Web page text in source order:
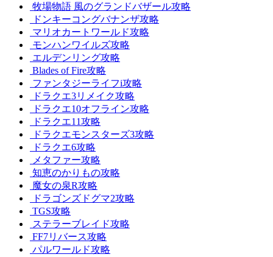
牧場物語 風のグランドバザール攻略
ドンキーコングバナンザ攻略
マリオカートワールド攻略
モンハンワイルズ攻略
エルデンリング攻略
Blades of Fire攻略
ファンタジーライフi攻略
ドラクエ3リメイク攻略
ドラクエ10オフライン攻略
ドラクエ11攻略
ドラクエモンスターズ3攻略
ドラクエ6攻略
メタファー攻略
知恵のかりもの攻略
魔女の泉R攻略
ドラゴンズドグマ2攻略
TGS攻略
ステラーブレイド攻略
FF7リバース攻略
パルワールド攻略